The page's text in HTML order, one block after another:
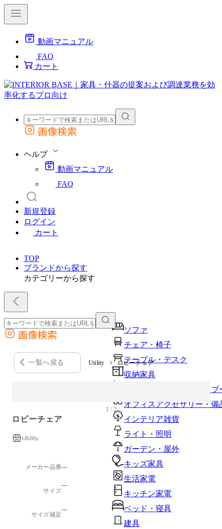
動画マニュアル
FAQ
カート
外部サイトの商品をカートに追加
画像検索
ヘルプ
動画マニュアル
FAQ
新規登録
ログイン
カート
TOP
ブランドから探す
カテゴリーから探す
ソファ
チェア・椅子
テーブル・デスク
収納家具
パーソナルブース・集中ブ
オフィスアクセサリー・備
インテリア雑貨
ライト・照明
ガーデン・屋外
キッズ家具
生活家電
キッチン家電
ベッド・寝具
建具
外部サイトの商品をカートに追加
他のサイトで見つけた商品ページのURLを貼り付けて、カートに追加できます
画像検索
一覧へ戻る Utility ロビーチェア
1 / 2
ロビーチェア
Utility
メーカー品番---
サイズ
---
サイズ補足
---